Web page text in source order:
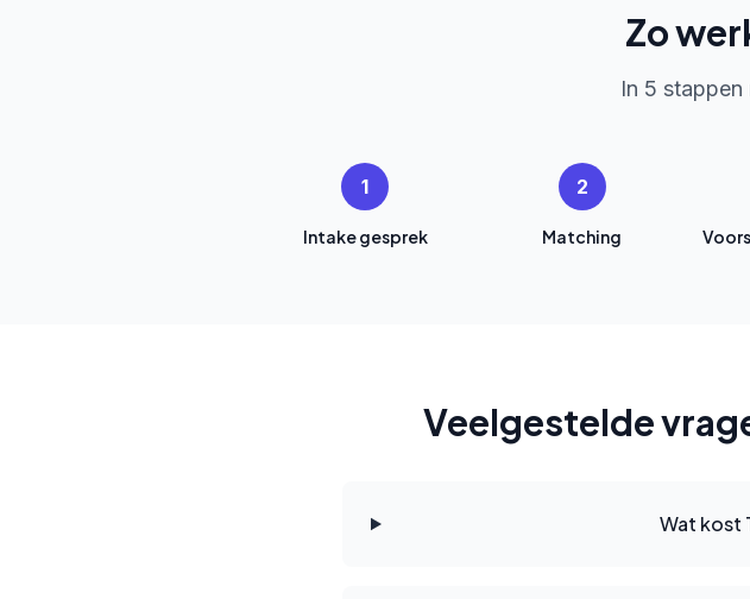
Zo
In 5
1
Intake gesprek
2
Matching
Veelgestelde
Wat kost